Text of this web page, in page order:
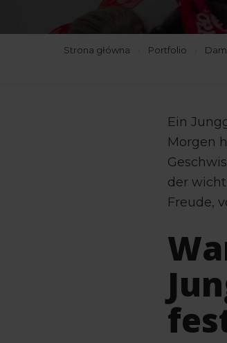
Strona główna Portfolio
Ein
Morgen
der
Freude,